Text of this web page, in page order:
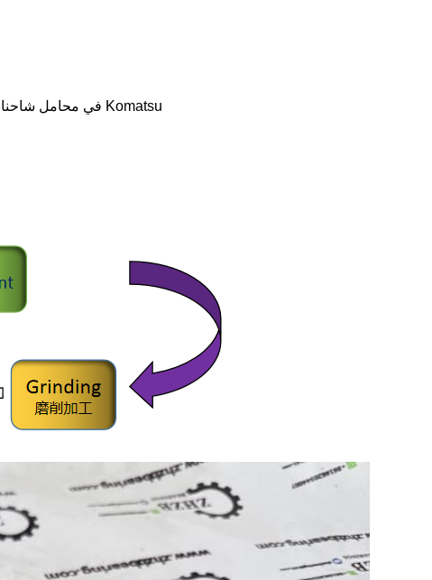
تتخصص ZHZB في محامل شاحنات التعدين، ولديها خبرة واسعة في قطع الغيار المطابقة لـ Komatsu